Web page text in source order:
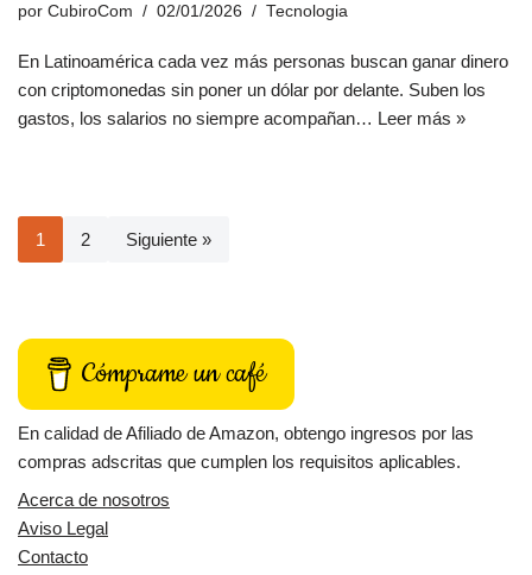
por CubiroCom 02/01/2026 Tecnologia
En Latinoamérica cada vez más personas buscan ganar dinero
con criptomonedas sin poner un dólar por delante. Suben los
gastos, los salarios no siempre acompañan… Leer más »
1 2 Siguiente »
Cómprame un café
En calidad de Afiliado de Amazon, obtengo ingresos por las
compras adscritas que cumplen los requisitos aplicables.
Acerca de nosotros
Aviso Legal
Contacto